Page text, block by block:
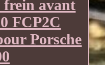
frein avant
FCP2C
Porsche